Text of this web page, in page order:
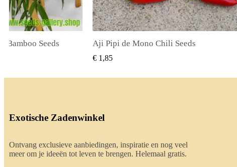
Seeds SNEL BEKIJKEN
True Lavender Seeds
€ 2,00
Exotische Zadenwinkel
Ontvang exclusieve aanbiedingen, inspiratie en nog veel
meer om je ideeën tot leven te brengen. Helemaal gratis.